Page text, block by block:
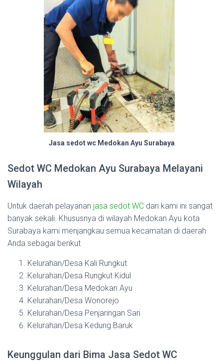
Jasa sedot wc Medokan Ayu Surabaya
Sedot WC Medokan Ayu Surabaya Melayani
Wilayah
Untuk daerah pelayanan jasa sedot WC dari kami ini sangat
banyak sekali. Khususnya di wilayah Medokan Ayu kota
Surabaya kami menjangkau semua kecamatan di daerah
Anda sebagai berikut
Kelurahan/Desa Kali Rungkut
Kelurahan/Desa Rungkut Kidul
Kelurahan/Desa Medokan Ayu
Kelurahan/Desa Wonorejo
Kelurahan/Desa Penjaringan Sari
Kelurahan/Desa Kedung Baruk
Keunggulan dari Bima Jasa Sedot WC